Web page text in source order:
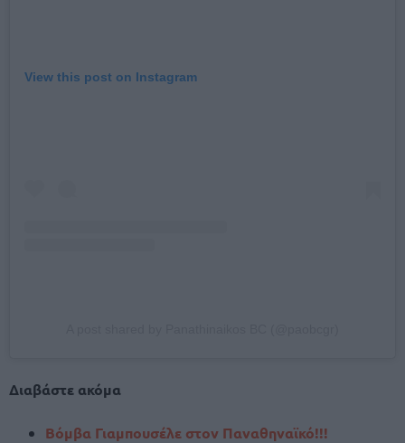
View this post on Instagram
Διαβάστε ακόμα
Βόμβα Γιαμπουσέλε στον Παναθηναϊκό!!!